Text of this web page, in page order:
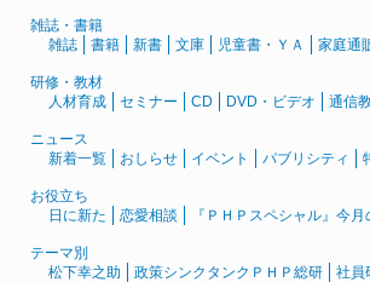
雑誌・書籍
雑誌
書籍 新書 文庫 児童書・ＹＡ 家庭通
研修・教材
人材育成
セミナー CD DVD・ビデオ 通信
ニュース
新着一覧
おしらせ イベント パブリシティ
お役立ち
日に新た
恋愛相談 『ＰＨＰスペシャル』今
テーマ別
松下幸之助
政策シンクタンクＰＨＰ総研 社員